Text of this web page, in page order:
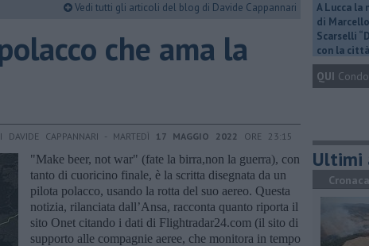
Vedi tutti gli articoli del blog di Davide Cappannari
che ama la
DAVIDE CAPPANNARI - MARTEDÌ 17 MAGGIO 2022 ORE 23:15
"Make beer, not war" (fate la birra,non la guerra), con
tanto di cuoricino finale, è la scritta disegnata da un
pilota polacco, usando la rotta del suo aereo. Questa
notizia, rilanciata dall’Ansa, racconta quanto riporta il
sito Onet citando i dati di Flightradar24.com (il sito di
supporto alle compagnie aeree, che monitora in tempo
A Lucca la
di Marcello
Scarselli
con la
QUI
Ultimi
Cronaca